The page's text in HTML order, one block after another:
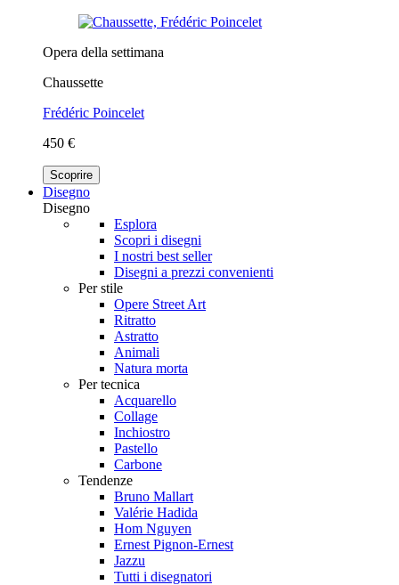
Opera della settimana
Chaussette
Frédéric Poincelet
450 €
Scoprire
Disegno
Disegno
Esplora
Scopri i disegni
I nostri best seller
Disegni a prezzi convenienti
Per stile
Opere Street Art
Ritratto
Astratto
Animali
Natura morta
Per tecnica
Acquarello
Collage
Inchiostro
Pastello
Carbone
Tendenze
Bruno Mallart
Valérie Hadida
Hom Nguyen
Ernest Pignon-Ernest
Jazzu
Tutti i disegnatori